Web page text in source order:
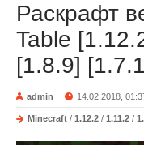
Раскрафт
Table
[1.8.9]
admin 14.02.2018,
Minecraft / 1.12.2 / 1.11.2 /